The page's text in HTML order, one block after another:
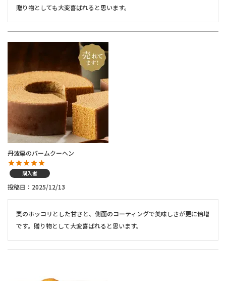
贈り物としても大変喜ばれると思います。
丹波栗のバームクーヘン
購入者
投稿日 2025/12/13
栗のホッコリとした甘さと、側面のコーティングで美味しさが更に倍増
です。贈り物として大変喜ばれると思います。